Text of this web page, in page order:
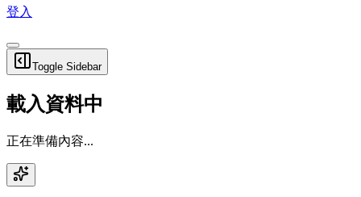
登入
Toggle Sidebar
載入資料中
正在準備內容...